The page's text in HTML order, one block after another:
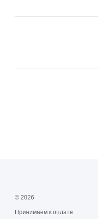
© 2026
Принимаем к оплате